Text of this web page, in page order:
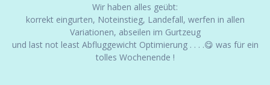
Wir haben alles geübt:
korrekt eingurten, Noteinstieg, Landefall, werfen in allen
Variationen, abseilen im Gurtzeug
und last not least Abfluggewicht Optimierung . . . .😋 was für ein
tolles Wochenende !